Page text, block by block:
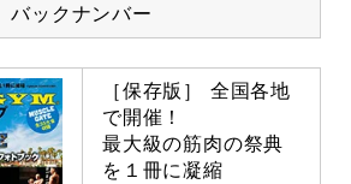
バックナンバー
［保存版］ 全国各地
で開催！
最大級の筋肉の祭典
を１冊に凝縮